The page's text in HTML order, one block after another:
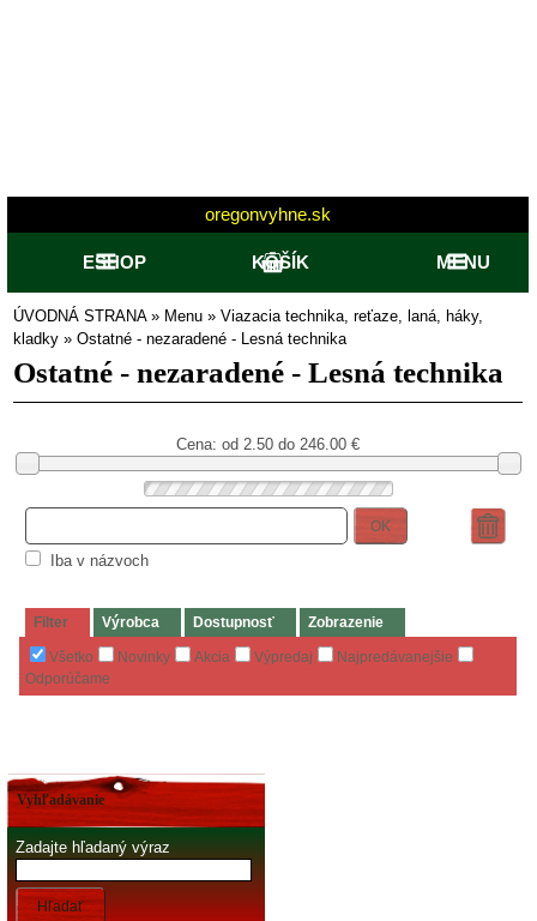
oregonvyhne.sk
ESHOP KOŠÍK MENU
ÚVODNÁ STRANA» Menu » Viazacia technika, reťaze, laná, háky,
kladky » Ostatné - nezaradené - Lesná technika
Ostatné - nezaradené - Lesná technika
Cena: od 2.50 do 246.00€
OK
Iba v názvoch
Filter Výrobca Dostupnosť Zobrazenie
Všetko Novinky Akcia Výpredaj
Najpredávanejšie
Odporúčame
Vyhľadávanie
Zadajte hľadaný výraz
Hľadať